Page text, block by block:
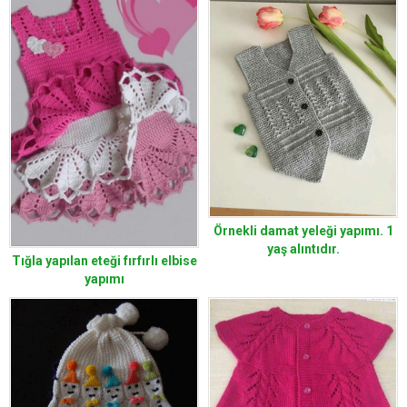
Tığla yapılan eteği fırfırlı elbise
yapımı
Örnekli damat yeleği yapımı. 1
yaş alıntıdır.